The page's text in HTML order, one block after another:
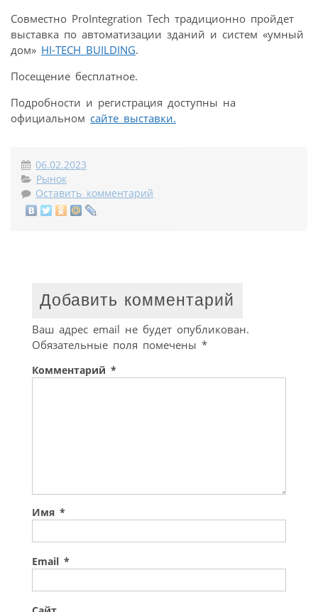
Совместно ProIntegration Tech традиционно пройдет
выставка по автоматизации зданий и систем «умный
дом» HI-TECH BUILDING.
Посещение бесплатное.
Подробности и регистрация доступны на
официальном сайте выставки.
06.02.2023
Рынок
Оставить комментарий
Добавить комментарий
Ваш адрес email не будет опубликован.
Обязательные поля помечены *
Комментарий *
Имя *
Email *